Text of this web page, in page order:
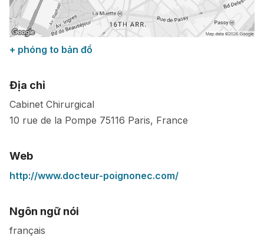
+ phóng to bản đồ
Địa chỉ
Cabinet Chirurgical
10 rue de la Pompe 75116 Paris, France
Web
http://www.docteur-poignonec.com/
Ngôn ngữ nói
français